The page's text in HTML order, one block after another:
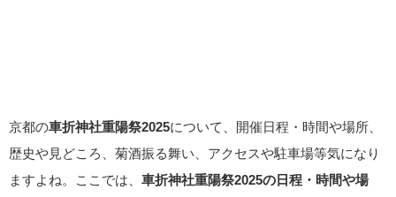
京都の車折神社重陽祭2025について、開催日程・時間や場所、
歴史や見どころ、菊酒振る舞い、アクセスや駐車場等気になり
ますよね。ここでは、 車折神社重陽祭2025の日程・時間や場